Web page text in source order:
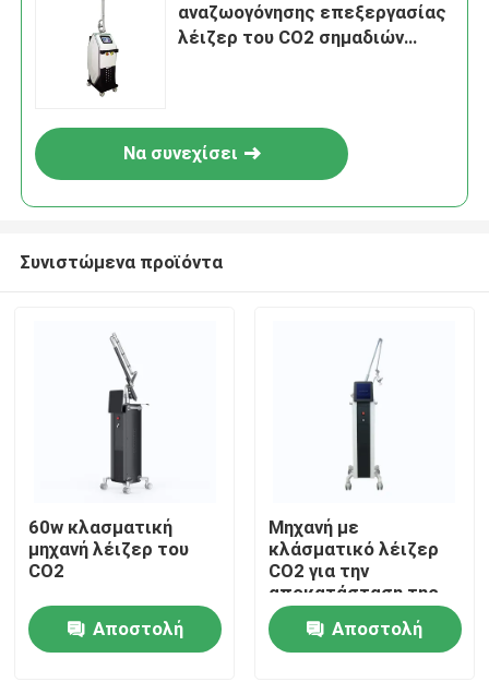
Σπίτι
Προϊόντα
αναζωογόνησης επεξεργασίας
λέιζερ του CO2 σημαδιών
Να συνεχίσει
Συνιστώμενα προϊόντα
60w κλασματική
μηχανή λέιζερ του
CO2
Αποστολή
Μηχανή με
κλάσματικό λέιζερ
CO2 για την
αποκατάσταση της
επιφάνειας του
δέρματοςΑποστολή